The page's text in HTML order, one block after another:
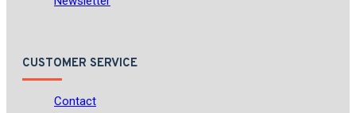
CUSTOMER SERVICE
Contact